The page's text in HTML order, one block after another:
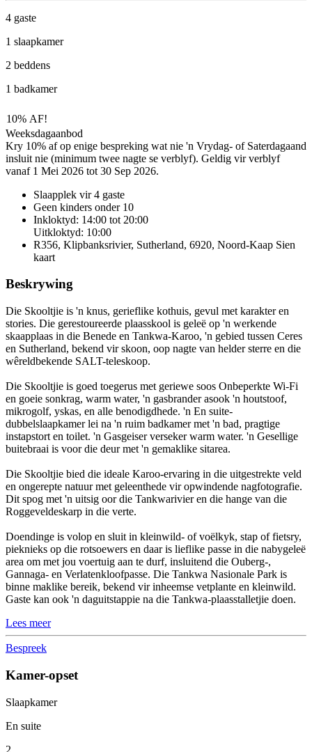
4 gaste
1 slaapkamer
2 beddens
1 badkamer
10% AF!
Weeksdagaanbod
Kry 10% af op enige bespreking wat nie 'n Vrydag- of Saterdagaand
insluit nie (minimum twee nagte se verblyf). Geldig vir verblyf
vanaf 1 Mei 2026 tot 30 Sep 2026.
Slaapplek vir 4 gaste
Geen kinders onder 10
Inkloktyd: 14:00 tot 20:00
Uitkloktyd: 10:00
R356, Klipbanksrivier, Sutherland, 6920, Noord-Kaap Sien
kaart
Beskrywing
Die Skooltjie is 'n knus, gerieflike kothuis, gevul met karakter en
stories. Die gerestoureerde plaasskool is geleë op 'n werkende
skaapplaas in die Benede en Tankwa-Karoo, 'n gebied tussen Ceres
en Sutherland, bekend vir skoon, oop nagte van helder sterre en die
wêreldbekende SALT-teleskoop.
Die Skooltjie is goed toegerus met geriewe soos Onbeperkte Wi-Fi
en goeie sonkrag, warm water, 'n gasbrander asook 'n houtstoof,
mikrogolf, yskas, en alle benodigdhede. 'n En suite-
dubbelslaapkamer lei na 'n ruim badkamer met 'n bad, pragtige
instapstort en toilet. 'n Gasgeiser verseker warm water. 'n Gesellige
buitebraai is voor die deur met 'n gemaklike sitarea.
Die Skooltjie bied die ideale Karoo-ervaring in die uitgestrekte veld
en ongerepte natuur met geleenthede vir opwindende nagfotografie.
Dit spog met 'n uitsig oor die Tankwarivier en die hange van die
Roggeveldeskarp in die verte.
Doendinge is volop en sluit in kleinwild- of voëlkyk, stap of fietsry,
pieknieks op die rotsoewers en daar is lieflike passe in die nabygeleë
area om met jou voertuig aan te durf, insluitend die Ouberg-,
Gannaga- en Verlatenkloofpasse. Die Tankwa Nasionale Park is
binne maklike bereik, bekend vir inheemse vetplante en kleinwild.
Gaste kan ook 'n daguitstappie na die Tankwa-plaasstalletjie doen.
Lees meer
Bespreek
Kamer-opset
Slaapkamer
En suite
2